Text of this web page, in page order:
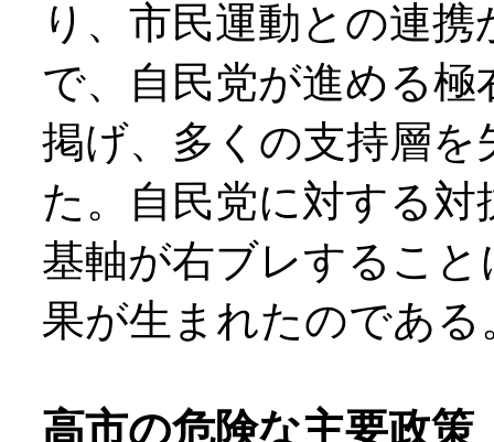
り、市民運動との連
で、自民党が進める
掲げ、多くの支持層
た。自民党に対する
基軸が右ブレするこ
果が生まれたのである
高市の危険な主要政策